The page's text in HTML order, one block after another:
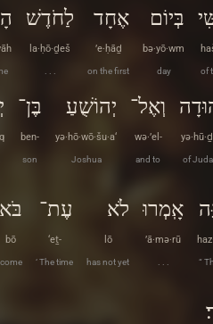
of
בְּיוֹם
bə·yō·wm
day
אֶחָד
’e·ḥāḏ
on the first
לַחֹדֶשׁ
la·ḥō·ḏeš
. . .
of
וְאֶל־
wə·’el-
and to
יְהוֹשֻׁעַ
yə·hō·wō·šu·a‘
Joshua
בֶּן־
ben-
son
“
אָֽמְרוּ
’ā·mə·rū
. . .
לֹא
lō
has not yet
עֶת־
‘eṯ-
‘ The time
בֹּא
bō
come